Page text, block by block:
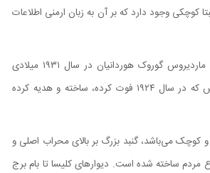
کوچکی وجود دارد که بر آن به زبان ارمنی اطلاعات
«این برج و ساعت آن را ماردیروس گوروک هوردانیان در سال ۱۹۳۱ میلادی
برای یادبود برادر مرحومش که در سال ۱۹۲۴ فوت کرده، ساخته و هدیه کرده
و کوچک می‌باشد، گنبد بزرگ بر بالای محراب اصلی و
مردم ساخته شده است. دیوارهای کلیسا تا بام برج